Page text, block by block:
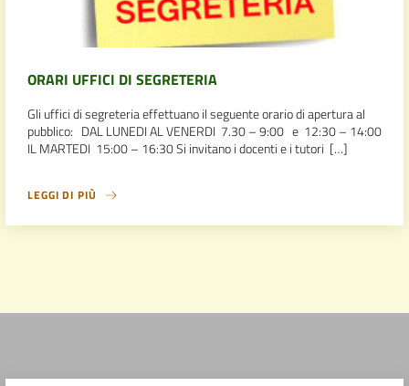
ORARI UFFICI DI SEGRETERIA
Gli uffici di segreteria effettuano il seguente orario di apertura al
pubblico: DAL LUNEDI AL VENERDI 7.30 – 9:00 e 12:30 – 14:00
IL MARTEDI 15:00 – 16:30 Si invitano i docenti e i tutori […]
LEGGI DI PIÙ